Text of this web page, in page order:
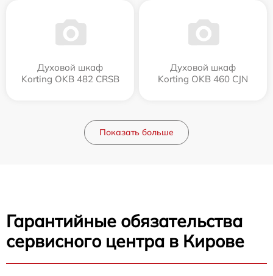
Духовой шкаф
Korting OKB 482 CRSB
Духовой шкаф
Korting OKB 460 CJN
Показать больше
Гарантийные обязательства
сервисного центра в Кирове